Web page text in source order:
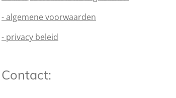
- algemene voorwaarden
- privacy beleid
Contact: